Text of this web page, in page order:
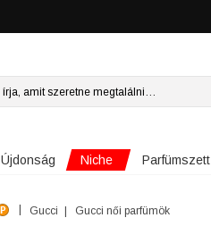
Újdonság Niche Parfümszett
Gucci Gucci női parfümök